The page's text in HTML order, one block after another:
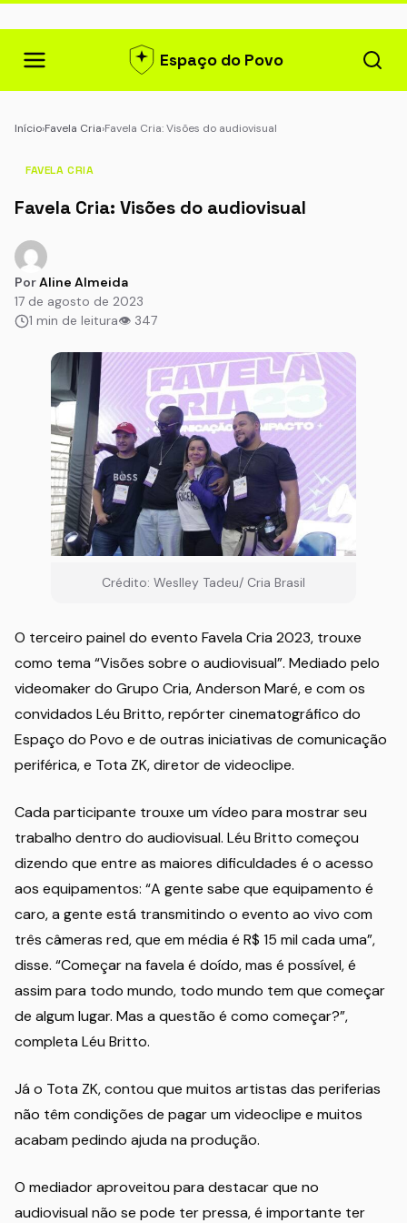
Espaço do Povo
Início›Favela Cria›Favela Cria: Visões do audiovisual
FAVELA CRIA
Favela Cria: Visões do audiovisual
PorAline Almeida
17 de agosto de 2023
1 min de leitura👁 347
Crédito: Weslley Tadeu/ Cria Brasil
O terceiro painel do evento Favela Cria 2023, trouxe
como tema “Visões sobre o audiovisual”. Mediado pelo
videomaker do Grupo Cria, Anderson Maré, e com os
convidados Léu Britto, repórter cinematográfico do
Espaço do Povo e de outras iniciativas de comunicação
periférica, e Tota ZK, diretor de videoclipe.
Cada participante trouxe um vídeo para mostrar seu
trabalho dentro do audiovisual. Léu Britto começou
dizendo que entre as maiores dificuldades é o acesso
aos equipamentos: “A gente sabe que equipamento é
caro, a gente está transmitindo o evento ao vivo com
três câmeras red, que em média é R$ 15 mil cada uma”,
disse. “Começar na favela é doído, mas é possível, é
assim para todo mundo, todo mundo tem que começar
de algum lugar. Mas a questão é como começar?”,
completa Léu Britto.
Já o Tota ZK, contou que muitos artistas das periferias
não têm condições de pagar um videoclipe e muitos
acabam pedindo ajuda na produção.
O mediador aproveitou para destacar que no
audiovisual não se pode ter pressa, é importante ter